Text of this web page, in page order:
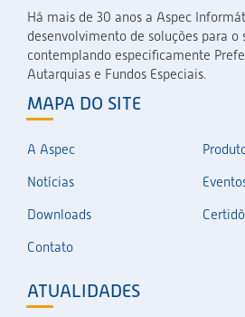
Há mais de 30 anos a Aspec
desenvolvimento de soluções para o
contemplando especificamente
Autarquias e Fundos Especiais.
MAPA DO SITE
A Aspec
Notícias
Downloads
Contato
ATUALIDADES